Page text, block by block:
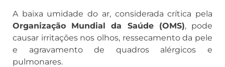
A baixa umidade do ar, considerada crítica pela
Organização Mundial da Saúde (OMS), pode
causar irritações nos olhos, ressecamento da pele
e agravamento de quadros alérgicos e
pulmonares.